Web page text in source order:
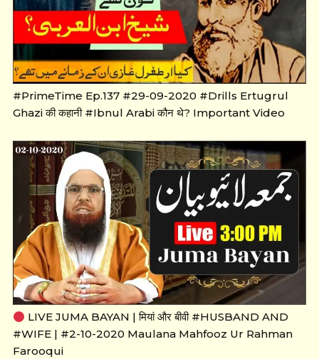
#PrimeTime Ep.137 #29-09-2020 #Drills Ertugrul
Ghazi की कहानी #Ibnul Arabi कौन थे? Important Video
LIVE JUMA BAYAN | मियां और बीवी #HUSBAND AND
#WIFE | #2-10-2020 Maulana Mahfooz Ur Rahman
Farooqui